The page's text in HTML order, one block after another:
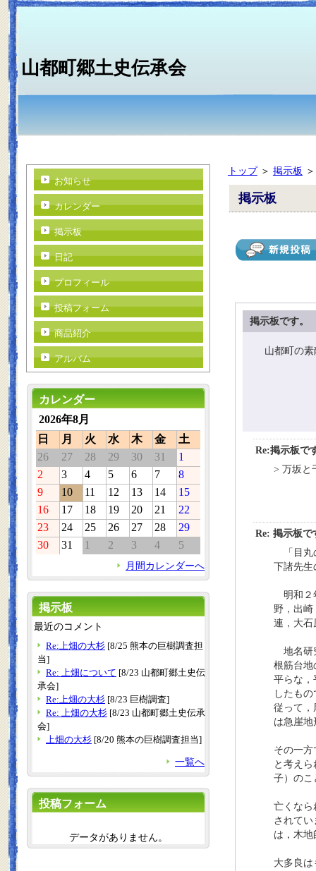
山都町郷土史伝承会
トップ＞ 掲示板
掲示板
掲示板です。
山都町の素
Re:掲示板で
> 万坂と
Re: 掲示板で
「目丸
下諸先生
明和２
野，出
連，大石
地名研
根筋台地
平らな，
したも
従って，
は急崖
その一
と考え
子）のこ
亡くなら
されて
は，木
大多良
お知らせ
カレンダー
掲示板
日記
プロフィール
投稿フォーム
商品紹介
アルバム
カレンダー
2026年8月
日
月 火 水 木 金
土
26
27 28 29 30 31
1
2
3 4 5 6 7
8
9
10 11 12 13 14
15
16
17 18 19 20 21
22
23
24 25 26 27 28
29
30
31 1 2 3 4 5
月間カレンダーへ
掲示板
最近のコメント
Re:上畑の大杉 [8/25 熊本の巨樹調査担
当]
Re: 上畑について [8/23 山都町郷土史伝
承会]
Re:上畑の大杉 [8/23 巨樹調査]
Re: 上畑の大杉 [8/23 山都町郷土史伝承
会]
上畑の大杉 [8/20 熊本の巨樹調査担当]
一覧へ
投稿フォーム
データがありません。